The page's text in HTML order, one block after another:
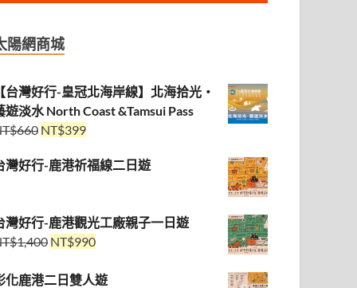
陽網商城
台灣好行-皇冠北海岸線】北海拾光・
遊淡水 North Coast &Tamsui Pass
660 NT$399
灣好行-鹿港祈福線二日遊
灣好行-鹿港觀光工廠親子一日遊
1,400 NT$990
化鹿港二日雙人遊